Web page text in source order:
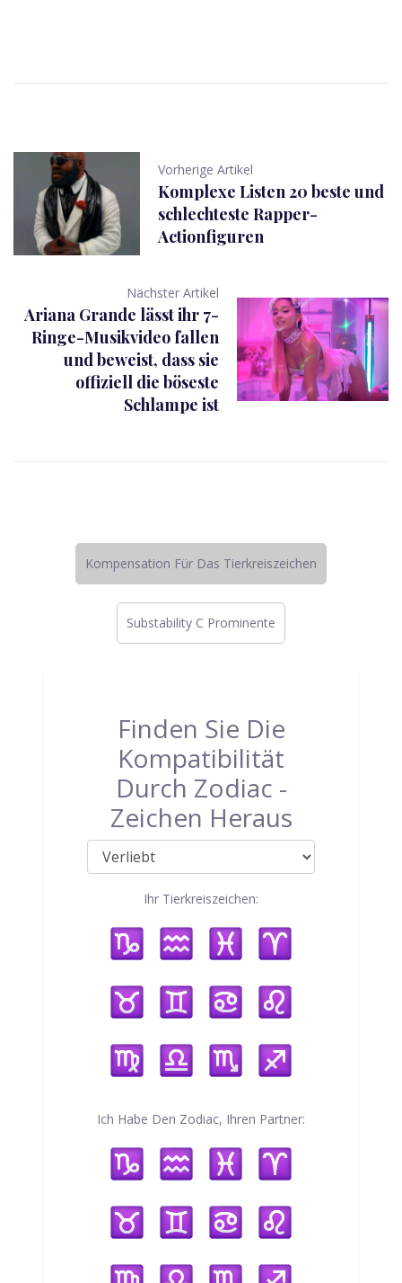
Vorherige Artikel
Komplexe Listen 20 beste und
schlechteste Rapper-
Actionfiguren
Nächster Artikel
Ariana Grande lässt ihr 7-
Ringe-Musikvideo fallen
und beweist, dass sie
offiziell die böseste
Schlampe ist
Kompensation Für Das Tierkreiszeichen
Substability C Prominente
Finden Sie Die
Kompatibilität
Durch Zodiac -
Zeichen Heraus
Ihr Tierkreiszeichen:
Ich Habe Den Zodiac, Ihren Partner: